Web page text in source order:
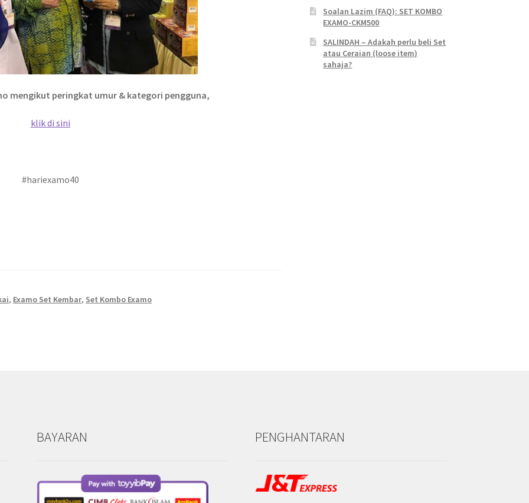
mengikut peringkat umur & kategori pengguna,
klik di sini
#hariexamo40
, Examo Set Kembar, Set Kombo Examo
Soalan Lazim (FAQ): SET KOMBO
EXAMO-CKM500
SALINDAH – Adakah perlu beli Set
atau Ceraian (loose item)
sahaja?
BAYARAN PENGHANTARAN